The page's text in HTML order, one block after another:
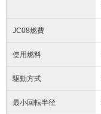
JC08燃費
使用燃料
駆動方式
最小回転半径